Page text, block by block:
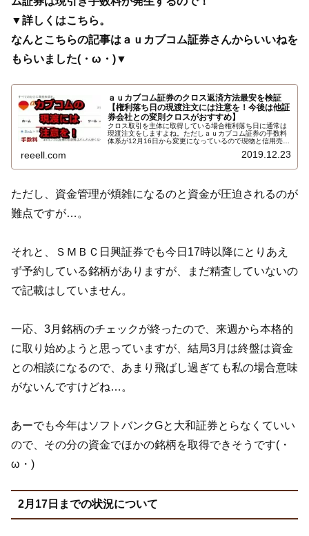
▼詳しくはこちら。
なんとこちらの記事はａｕカブコム証券さんからいいねを
もらいました(・ω・)▼
ａｕカブコム証券のクロス返済方法最安を検証
【権利落ち日の現渡注文には注意を！今後は他証
券会社との変則クロスがおすすめ】
クロス取引を主体に取得している場合権利落ち日に通常は
現渡注文をしますよね。ただしａｕカブコム証券の手数料
体系が12月16日から変更になっているので現物と信用売り
が良いです。クロスの返済方法の最安値最善策を検証しま
reeell.com 2019.12.23
ただし、資金管理が煩雑になるのと資金が圧迫されるのが
難点ですが…。
それと、ＳＭＢＣ日興証券でも今日17時以降にとりあえ
ず予約している銘柄がありますが、まだ精査していないの
で記載はしていません。
一応、3月銘柄のチェックが終ったので、来週から本格的
に取り始めようと思っていますが、結局3月は終盤は資金
との相談になるので、あまり飛ばし過ぎても私の場合意味
がないんですけどね…。
あーでも今年はソフトバンクGと大和証券とらなくていい
ので、その分の資金でほかの銘柄を取得できそうです(・
ω・)
2月17日までの状況について